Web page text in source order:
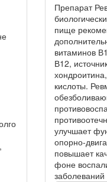
Препарат
пище
витаминов
В12,
кислоты.
улучшает
опорно-
повышает
фоне
заболеваний